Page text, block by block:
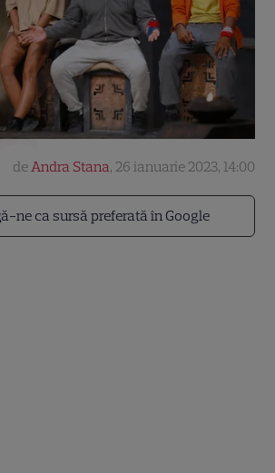
ne ca sursă preferată în Google
deAndra Stana, 26 ianuarie 2023, 14:00